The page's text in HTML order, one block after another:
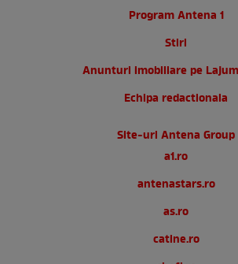
Program Antena 1
Stiri
Anunturi imobiliare pe
Echipa redactionala
Site-uri Antena Group
a1.ro
antenastars.ro
as.ro
catine.ro